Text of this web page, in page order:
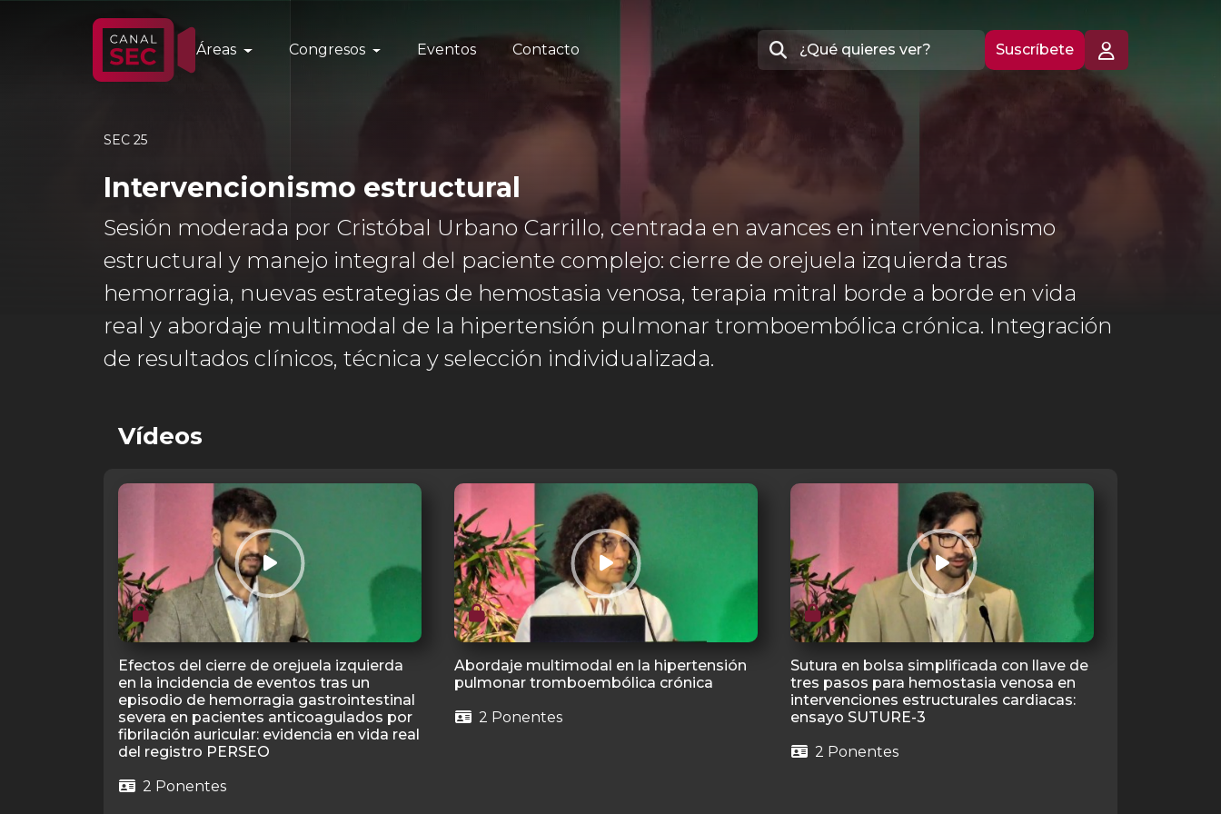
Áreas Congresos Eventos Contacto Suscríbete
SEC 25
Intervencionismo estructural
Sesión moderada por Cristóbal Urbano Carrillo, centrada en avances en intervencionismo
estructural y manejo integral del paciente complejo: cierre de orejuela izquierda tras
hemorragia, nuevas estrategias de hemostasia venosa, terapia mitral borde a borde en vida
real y abordaje multimodal de la hipertensión pulmonar tromboembólica crónica. Integración
de resultados clínicos, técnica y selección individualizada.
Vídeos
Efectos del cierre de orejuela izquierda
en la incidencia de eventos tras un
episodio de hemorragia gastrointestinal
severa en pacientes anticoagulados por
fibrilación auricular: evidencia en vida real
del registro PERSEO
2 Ponentes
Abordaje multimodal en la hipertensión
pulmonar tromboembólica crónica
2 Ponentes
Sutura en bolsa simplificada con llave de
tres pasos para hemostasia venosa en
intervenciones estructurales cardiacas:
ensayo SUTURE-3
2 Ponentes